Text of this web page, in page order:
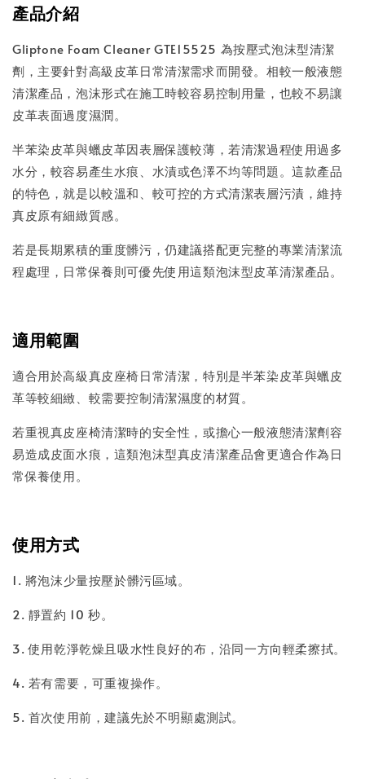
產品介紹
Gliptone Foam Cleaner GTE15525 為按壓式泡沫型清潔
劑，主要針對高級皮革日常清潔需求而開發。相較一般液態
清潔產品，泡沫形式在施工時較容易控制用量，也較不易讓
皮革表面過度濕潤。
半苯染皮革與蠟皮革因表層保護較薄，若清潔過程使用過多
水分，較容易產生水痕、水漬或色澤不均等問題。這款產品
的特色，就是以較溫和、較可控的方式清潔表層污漬，維持
真皮原有細緻質感。
若是長期累積的重度髒污，仍建議搭配更完整的專業清潔流
程處理，日常保養則可優先使用這類泡沫型皮革清潔產品。
適用範圍
適合用於高級真皮座椅日常清潔，特別是半苯染皮革與蠟皮
革等較細緻、較需要控制清潔濕度的材質。
若重視真皮座椅清潔時的安全性，或擔心一般液態清潔劑容
易造成皮面水痕，這類泡沫型真皮清潔產品會更適合作為日
常保養使用。
使用方式
1. 將泡沫少量按壓於髒污區域。
2. 靜置約 10 秒。
3. 使用乾淨乾燥且吸水性良好的布，沿同一方向輕柔擦拭。
4. 若有需要，可重複操作。
5. 首次使用前，建議先於不明顯處測試。